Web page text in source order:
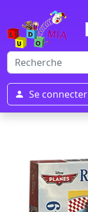
Se connecter